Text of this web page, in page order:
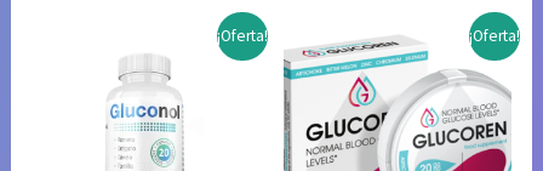
¡Oferta! ¡Oferta!